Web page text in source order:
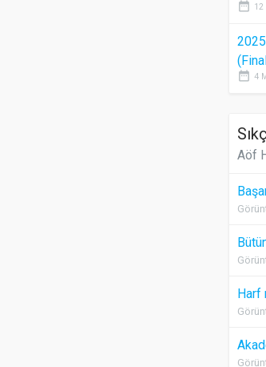
date_range 12
date_range 4
Aöf
Harf